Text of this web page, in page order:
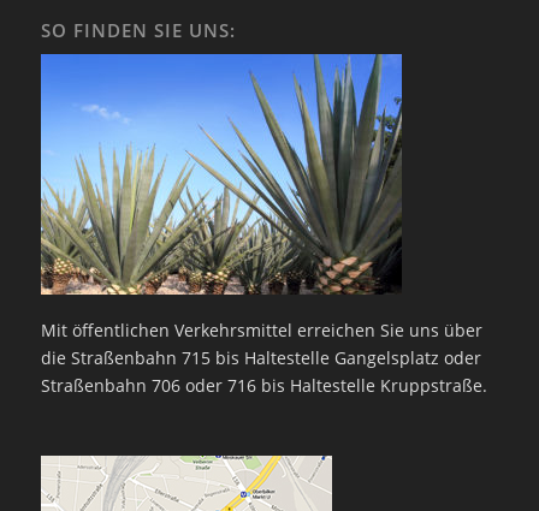
SO FINDEN SIE UNS:
Mit öffentlichen Verkehrsmittel erreichen Sie uns über
die Straßenbahn 715 bis Haltestelle Gangelsplatz oder
Straßenbahn 706 oder 716 bis Haltestelle Kruppstraße.